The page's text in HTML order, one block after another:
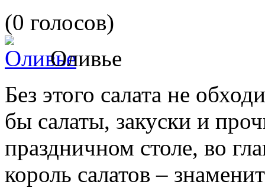
(0 голосов)
Оливье
Без этого салата не
бы салаты, закуски и
праздничном столе, во
король салатов –